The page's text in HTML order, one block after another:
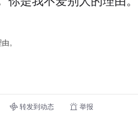
。
转发到动态 举报